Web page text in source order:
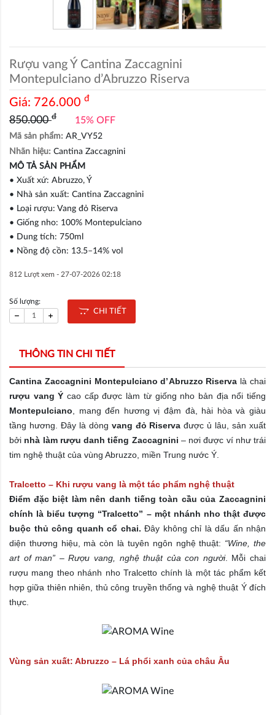
Rượu vang Ý Cantina Zaccagnini
Montepulciano d’Abruzzo Riserva
Giá: 726.000 đ
850.000đ 15% OFF
Mã sản phẩm: AR_VY52
Nhãn hiệu: Cantina Zaccagnini
MÔ TẢ SẢN PHẨM
• Xuất xứ: Abruzzo, Ý
• Nhà sản xuất: Cantina Zaccagnini
• Loại rượu: Vang đỏ Riserva
• Giống nho: 100% Montepulciano
• Dung tích: 750ml
• Nồng độ cồn: 13.5–14% vol
812 Lượt xem - 27-07-2026 02:18
Số lượng:
CHI TIẾT
THÔNG TIN CHI TIẾT
Cantina Zaccagnini Montepulciano d’Abruzzo Riserva là chai
rượu vang Ý cao cấp được làm từ giống nho bản địa nổi tiếng
Montepulciano , mang đến hương vị đậm đà, hài hòa và giàu
tầng hương. Đây là dòng vang đỏ Riserva được ủ lâu, sản xuất
bởi nhà làm rượu danh tiếng Zaccagnini – nơi được ví như trái
tim nghệ thuật của vùng Abruzzo, miền Trung nước Ý.
Tralcetto – Khi rượu vang là một tác phẩm nghệ thuật
Điểm đặc biệt làm nên danh tiếng toàn cầu của Zaccagnini
chính là biểu tượng “Tralcetto” – một nhánh nho thật được
buộc thủ công quanh cổ chai. Đây không chỉ là dấu ấn nhận
diện thương hiệu, mà còn là tuyên ngôn nghệ thuật: “Wine, the
art of man” – Rượu vang, nghệ thuật của con người. Mỗi chai
rượu mang theo nhánh nho Tralcetto chính là một tác phẩm kết
hợp giữa thiên nhiên, thủ công truyền thống và nghệ thuật Ý đích
thực.
Vùng sản xuất: Abruzzo – Lá phổi xanh của châu Âu